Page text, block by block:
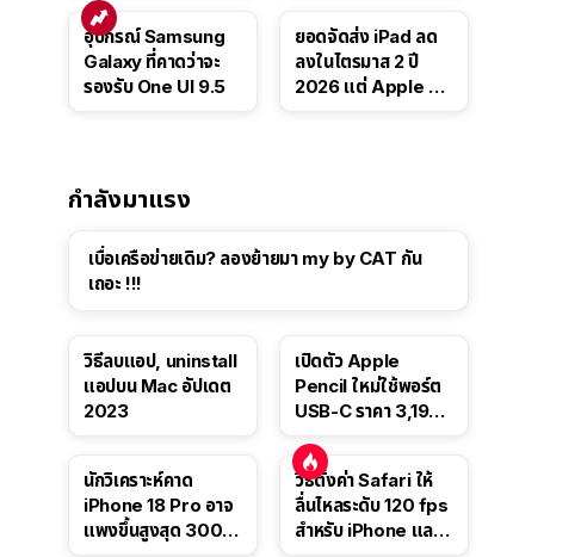
5.6 Luna ให้ผู้ใช้ฟรี
อุปกรณ์ Samsung
Galaxy ที่คาดว่าจะ
รองรับ One UI 9.5
ยอดจัดส่ง iPad ลด
ลงในไตรมาส 2 ปี
2026 แต่ Apple ยัง
กำลังมาแรง
เบื่อเครือข่ายเดิม? ลองย้ายมา my by CAT กัน
เถอะ !!!
วิธีลบแอป, uninstall
แอปบน Mac อัปเดต
2023
เปิดตัว Apple
Pencil ใหม่ใช้พอร์ต
USB-C ราคา 3,190
นี้
นักวิเคราะห์คาด
iPhone 18 Pro อาจ
แพงขึ้นสูงสุด 300
วิธีตั้งค่า Safari ให้
ลื่นไหลระดับ 120 fps
สำหรับ iPhone และ